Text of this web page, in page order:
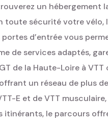
un hébergement
sécurité votre vélo,
portes d’entrée vous
de services adaptés,
de la Haute-Loire à
un réseau de plus
E et de VTT
itinérants, le parcours